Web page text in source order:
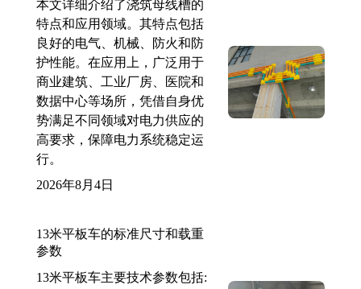
本文详细介绍了浇筑母线槽的
特点和应用领域。其特点包括
良好的电气、机械、防火和防
护性能。在应用上，广泛用于
商业建筑、工业厂房、医院和
数据中心等场所，凭借自身优
势满足不同领域对电力供应的
高要求，保障电力系统稳定运
行。
2026年8月4日
13米平板车的标准尺寸和载重
参数
13米平板车主要技术参数包括: